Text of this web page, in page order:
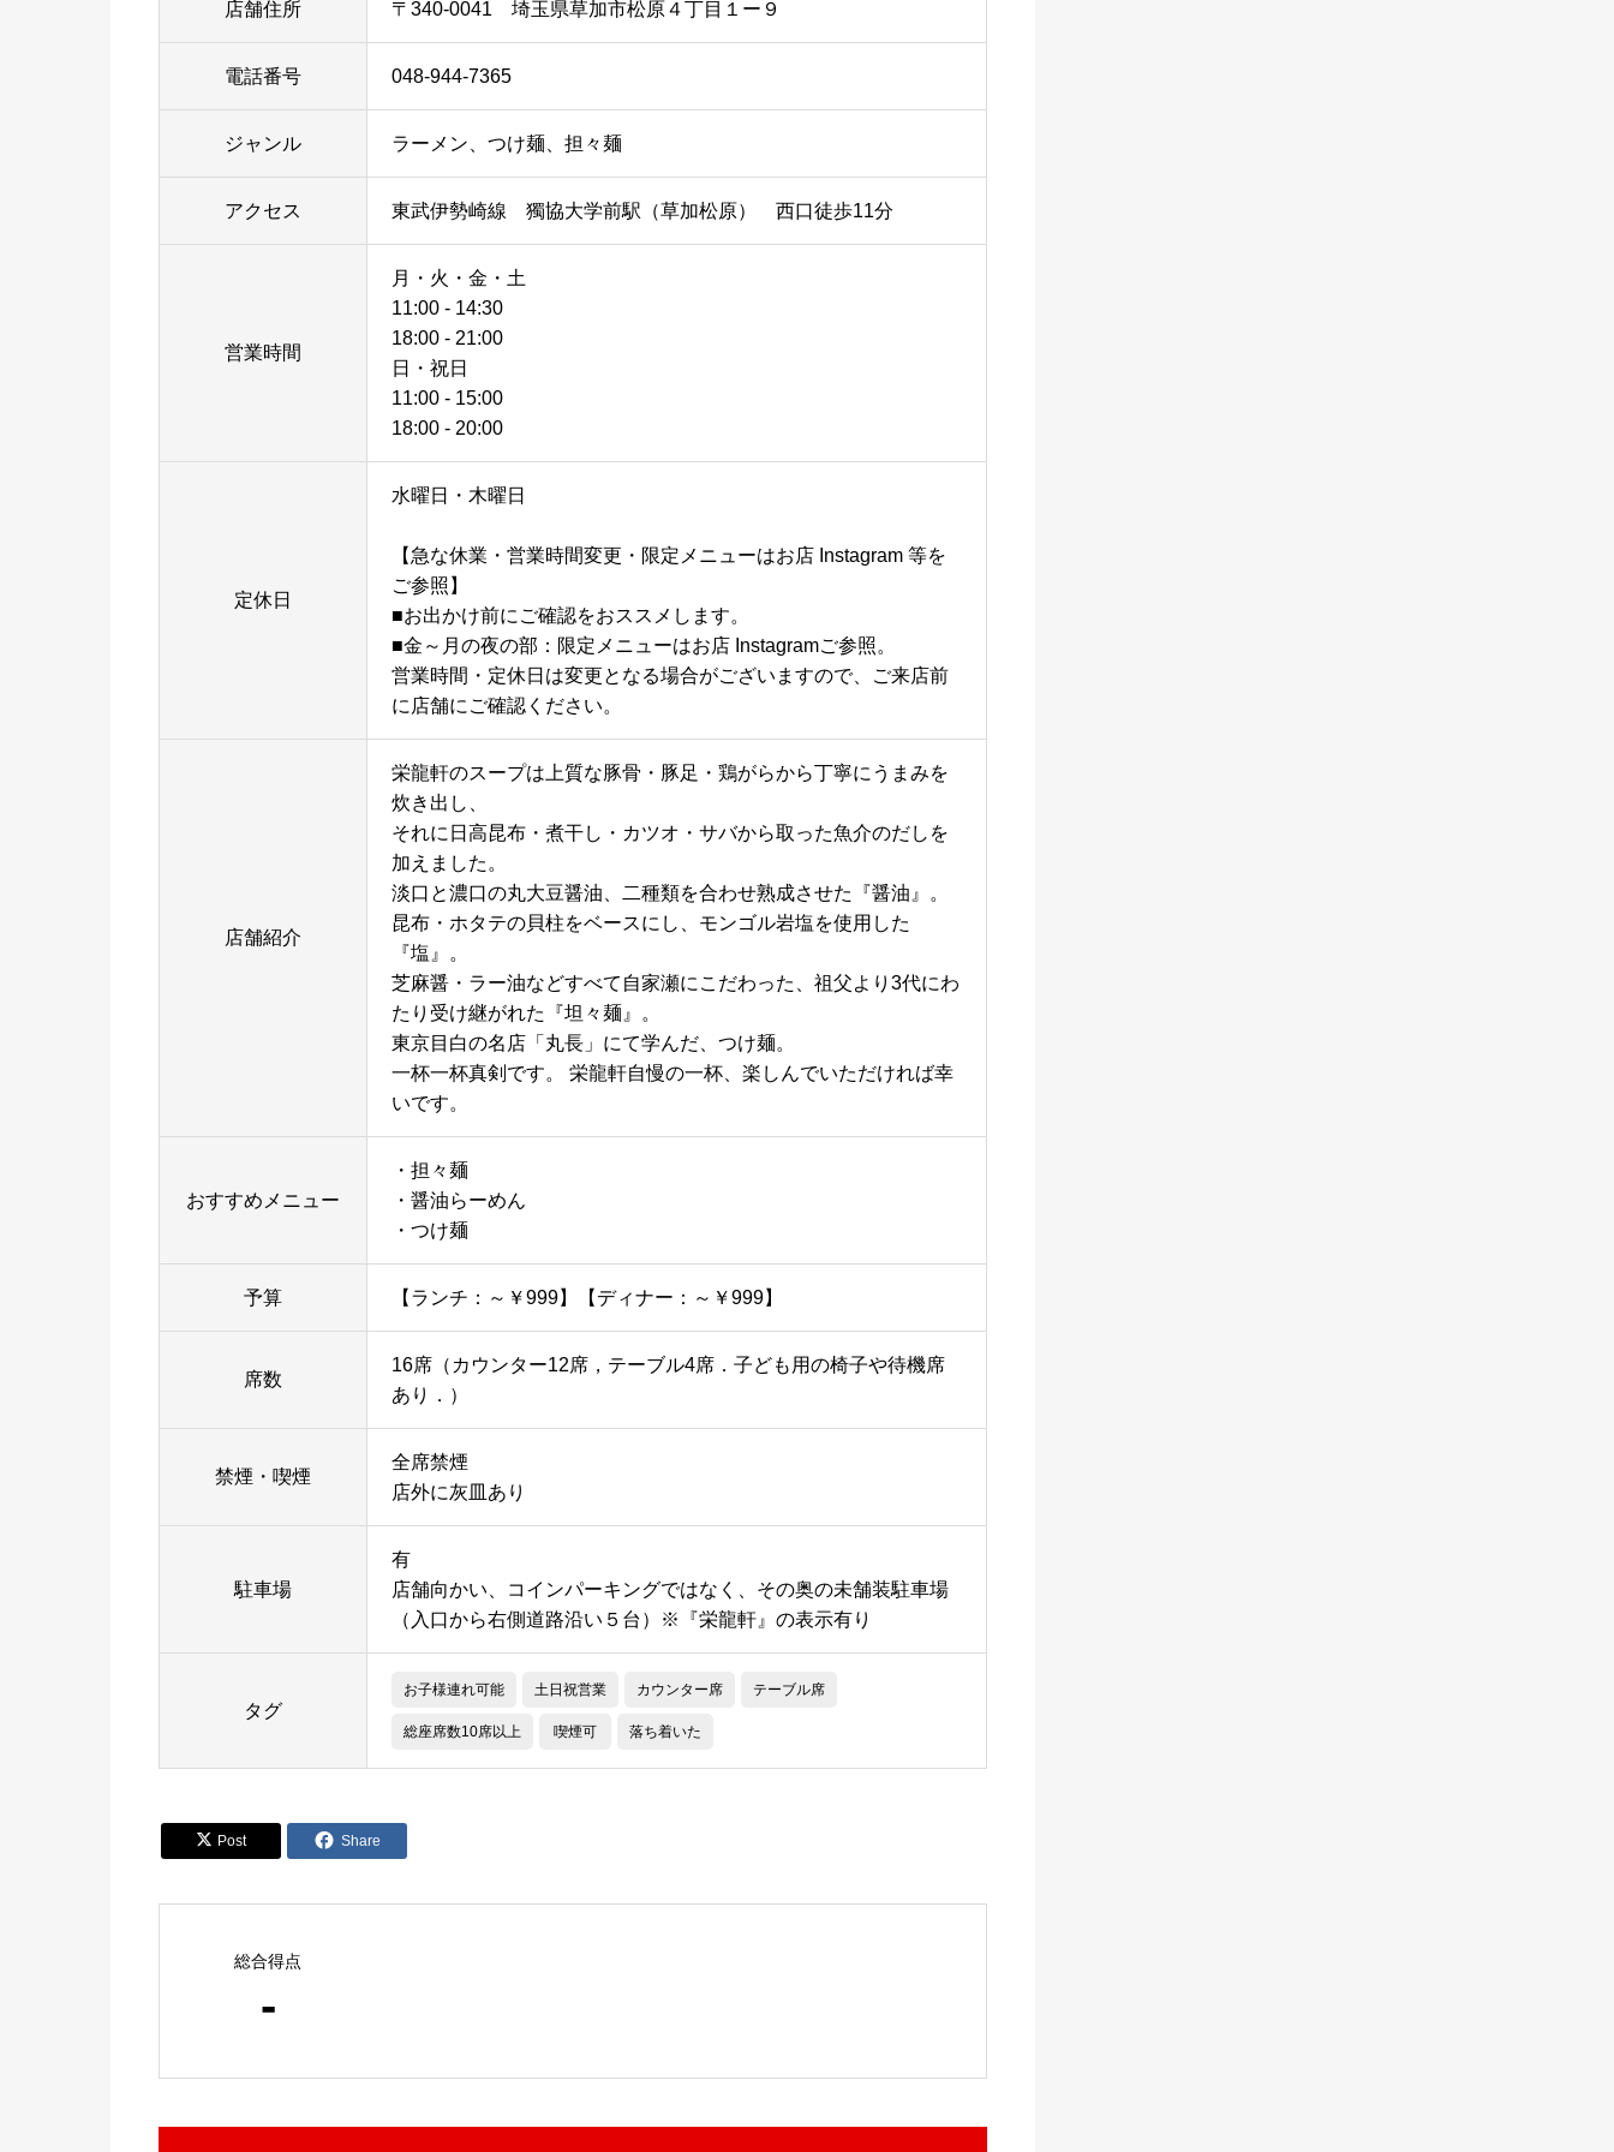
店舗住所 〒340-0041 埼玉県草加市松原４丁目１ー９
電話番号 048-944-7365
ジャンル ラーメン、つけ麺、担々麺
アクセス 東武伊勢崎線 獨協大学前駅（草加松原） 西口徒歩11分
営業時間
月・火・金・土
11:00 - 14:30
18:00 - 21:00
日・祝日
11:00 - 15:00
18:00 - 20:00
定休日
水曜日・木曜日
【急な休業・営業時間変更・限定メニューはお店 Instagram 等を
ご参照】
■お出かけ前にご確認をおススメします。
■金～月の夜の部：限定メニューはお店 Instagramご参照。
営業時間・定休日は変更となる場合がございますので、ご来店前
に店舗にご確認ください。
店舗紹介
栄龍軒のスープは上質な豚骨・豚足・鶏がらから丁寧にうまみを
炊き出し、
それに日高昆布・煮干し・カツオ・サバから取った魚介のだしを
加えました。
淡口と濃口の丸大豆醤油、二種類を合わせ熟成させた『醤油』。
昆布・ホタテの貝柱をベースにし、モンゴル岩塩を使用した
『塩』。
芝麻醤・ラー油などすべて自家瀬にこだわった、祖父より3代にわ
たり受け継がれた『坦々麺』。
東京目白の名店「丸長」にて学んだ、つけ麺。
一杯一杯真剣です。 栄龍軒自慢の一杯、楽しんでいただければ幸
いです。
おすすめメニュー
・担々麺
・醤油らーめん
・つけ麺
予算 【ランチ：～￥999】【ディナー：～￥999】
席数
16席（カウンター12席，テーブル4席．子ども用の椅子や待機席
あり．）
禁煙・喫煙
全席禁煙
店外に灰皿あり
駐車場
有
店舗向かい、コインパーキングではなく、その奥の未舗装駐車場
（入口から右側道路沿い５台）※『栄龍軒』の表示有り
タグ
お子様連れ可能 土日祝営業 カウンター席 テーブル席
総座席数10席以上 喫煙可 落ち着いた
 Post  Share
総合得点
-